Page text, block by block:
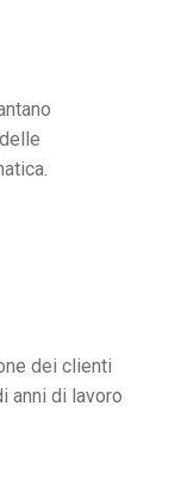
dei clienti
anni di lavoro